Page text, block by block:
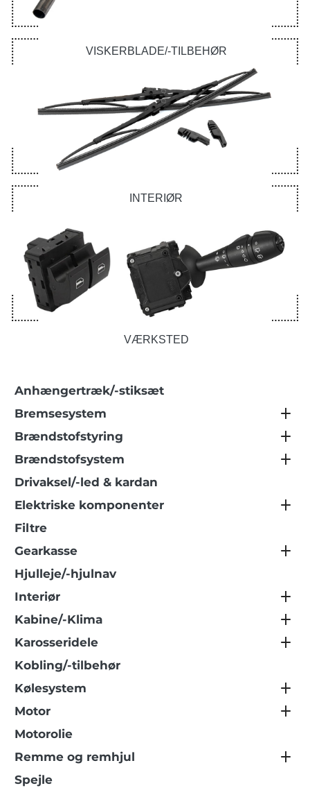
VISKERBLADE/-TILBEHØR
INTERIØR
VÆRKSTED
Anhængertræk/-stiksæt
Bremsesystem
Brændstofstyring
Brændstofsystem
Drivaksel/-led & kardan
Elektriske komponenter
Filtre
Gearkasse
Hjulleje/-hjulnav
Interiør
Kabine/-Klima
Karosseridele
Kobling/-tilbehør
Kølesystem
Motor
Motorolie
Remme og remhjul
Spejle